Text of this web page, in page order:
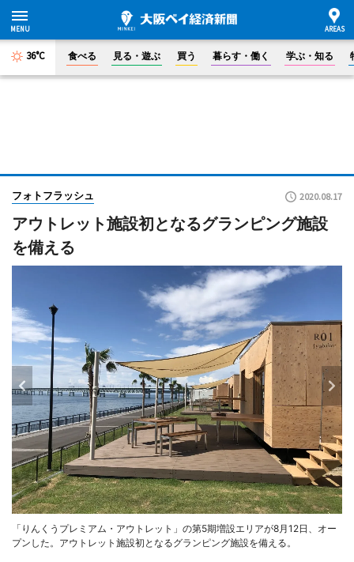
36°C 食べる 見る・遊ぶ 買う 暮らす・働く 学ぶ・知る
フォトフラッシュ 2020.08.17
アウトレット施設初となるグランピング施設
を備える
「りんくうプレミアム・アウトレット」の第5期増設エリアが8月12日、オー
プンした。アウトレット施設初となるグランピング施設を備える。